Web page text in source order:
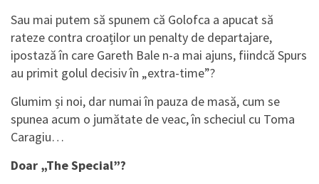
Sau mai putem să spunem că Golofca a apucat să
rateze contra croaților un penalty de departajare,
ipostază în care Gareth Bale n-a mai ajuns, fiindcă Spurs
au primit golul decisiv în „extra-time”?
Glumim și noi, dar numai în pauza de masă, cum se
spunea acum o jumătate de veac, în scheciul cu Toma
Caragiu…
Doar „The Special”?